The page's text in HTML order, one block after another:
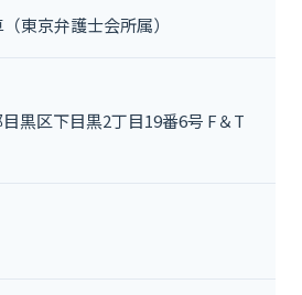
東京弁護士会所属）
黒区下目黒2丁目19番6号 F＆T